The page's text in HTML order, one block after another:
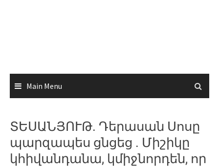
Main Menu
ՏԵՍԱՆՅՈՒԹ. Դերասան Սոսը
պարզապես ցնցեց . Միշիկը
կհիվանդանա, կմիջնորդեն, որ